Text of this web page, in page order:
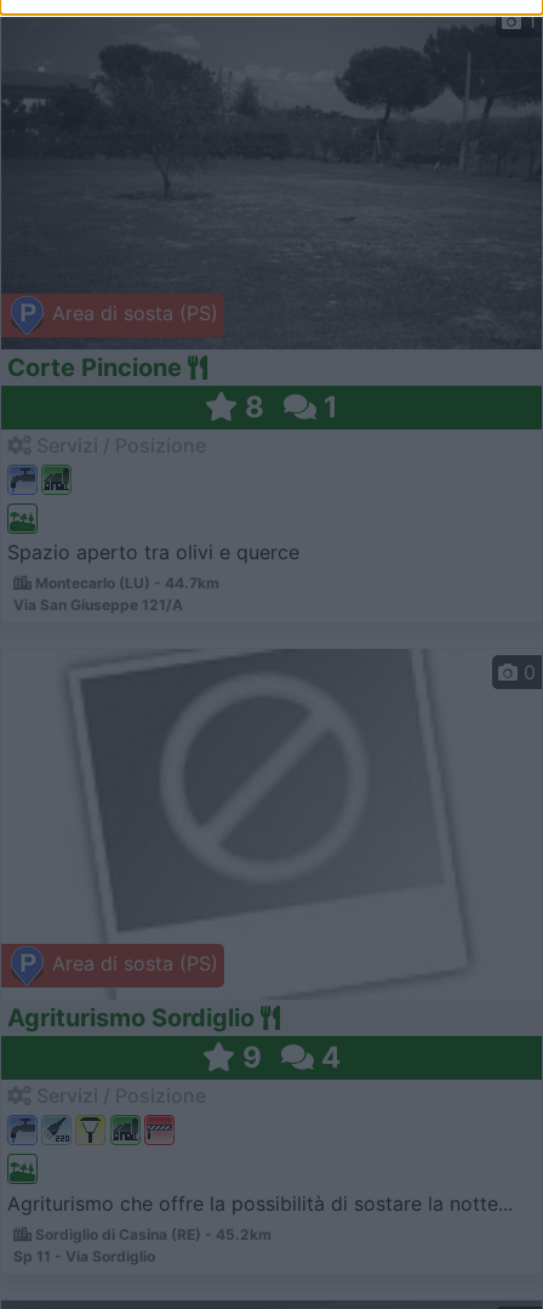
Area di sosta (PS)
1
Corte Pincione
8 1
Spazio aperto tra olivi e querce
Montecarlo (LU) - 44.7km
Via San Giuseppe 121/A
Area di sosta (PS)
0
Agriturismo Sordiglio
9 4
Agriturismo che offre la possibilità di sostare la notte...
Sordiglio di Casina (RE) - 45.2km
Sp 11 - Via Sordiglio